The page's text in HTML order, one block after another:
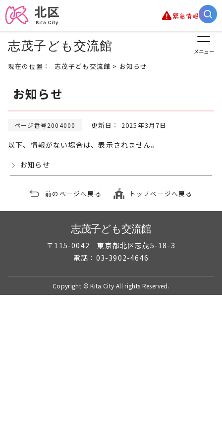
緊急情報
志茂子ども交流館 メニュー
現在の位置： 志茂子ども交流館 > お知らせ
お知らせ
ページ番号2004000 更新日： 2025年3月7日
以下、情報がない場合は、表示されません。
お知らせ
前のページへ戻る トップページへ戻る
志茂子ども交流館
〒115-0042 東京都北区志茂5-18-3
電話：03-3902-4646
Copyright © Kita City All rights Reserved.